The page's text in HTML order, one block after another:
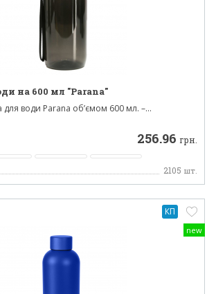
на 600 мл "Parana"
води Parana об’ємом 600 мл. –...
256.96 грн.
2105 шт.
new
КП